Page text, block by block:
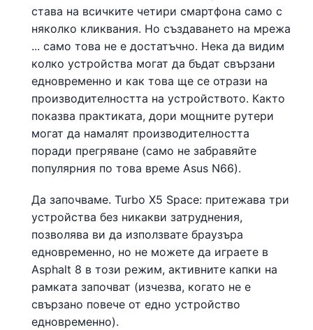
става на всичките четири смартфона само с
няколко кликвания. Но създаването на мрежа
... само това не е достатъчно. Нека да видим
колко устройства могат да бъдат свързани
едновременно и как това ще се отрази на
производителността на устройството. Както
показва практиката, дори мощните рутери
могат да намалят производителността
поради прегряване (само не забравяйте
популярния по това време Asus N66).
Да започваме. Turbo X5 Space: притежава три
устройства без никакви затруднения,
позволява ви да използвате браузъра
едновременно, но не можете да играете в
Asphalt 8 в този режим, активните капки на
рамката започват (изчезва, когато не е
свързано повече от едно устройство
едновременно).